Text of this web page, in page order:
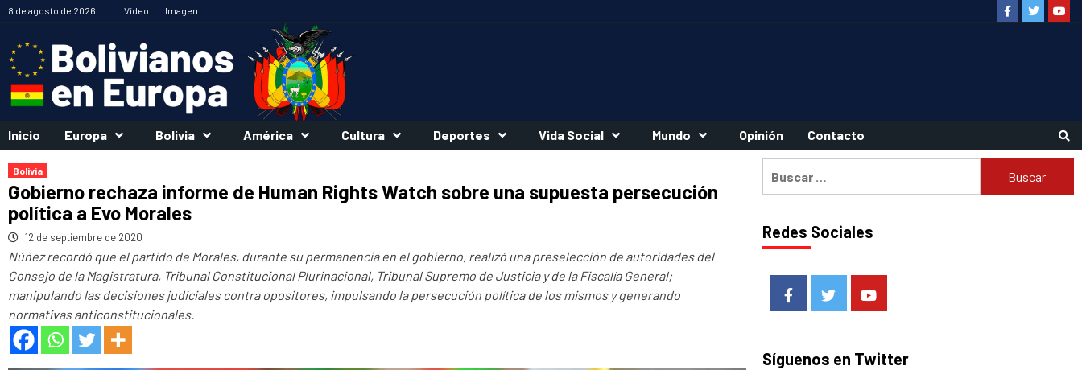
Saltar
contenido
8 de agosto de 2026 Vídeo Imagen FacebookTwitter
Inicio Europa Bolivia América Cultura Deportes Vida Social Mundo Opinión Contacto
Bolivia
Gobierno rechaza informe de Human Rights Watch sobre una supuesta persecución
política a Evo Morales
12 de septiembre de 2020
Núñez recordó que el partido de Morales, durante su permanencia en el gobierno, realizó una preselección de autoridades del
Consejo de la Magistratura, Tribunal Constitucional Plurinacional, Tribunal Supremo de Justicia y de la Fiscalía General;
manipulando las decisiones judiciales contra opositores, impulsando la persecución política de los mismos y generando
normativas anticonstitucionales.
Redes Sociales
FacebookTwitterYoutube
Síguenos en Twitter